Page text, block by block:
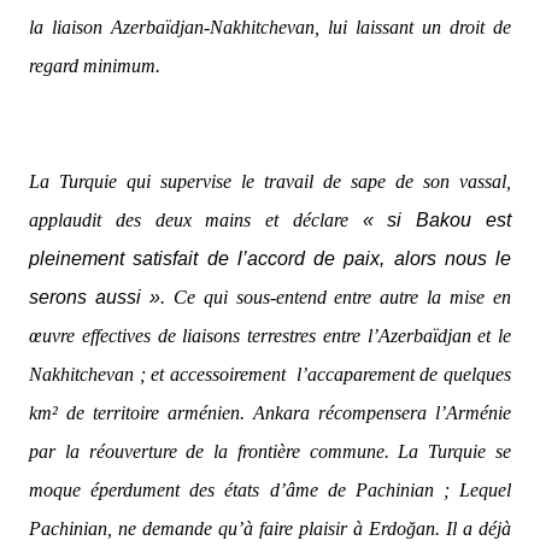
la liaison Azerbaïdjan-Nakhitchevan, lui laissant un droit de
regard minimum.
La Turquie qui supervise le travail de sape de son vassal,
applaudit des deux mains et déclare « si Bakou est
pleinement satisfait de l’accord de paix, alors nous le
serons aussi ». Ce qui sous-entend entre autre la mise en
œuvre effectives de liaisons terrestres entre l’Azerbaïdjan et le
Nakhitchevan ; et accessoirement l’accaparement de quelques
km² de territoire arménien. Ankara récompensera l’Arménie
par la réouverture de la frontière commune. La Turquie se
moque éperdument des états d’âme de Pachinian ; Lequel
Pachinian, ne demande qu’à faire plaisir à Erdoğan. Il a déjà